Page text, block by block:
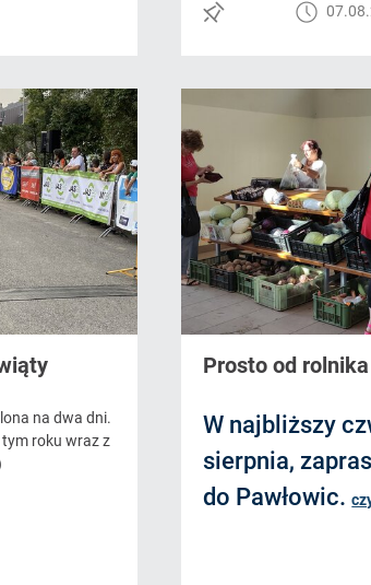
na dwa dni.
tym roku wraz z
Prosto od rolnika
W najbliższy
sierpnia,
do Pawłowic.